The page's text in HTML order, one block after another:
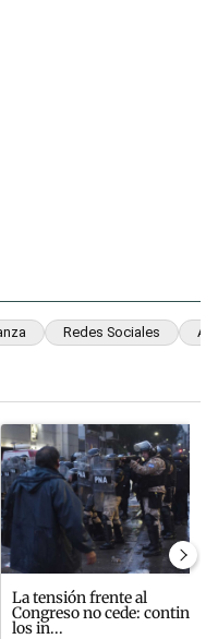
Redes Sociales
más comentarios en los
"Congreso vallado y bajo
Un artículo de tendencia con
La tensión frente al
Congreso no cede: continúan
los in...